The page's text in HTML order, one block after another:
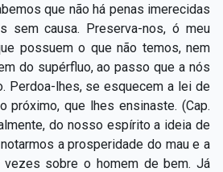
que não há penas imerecidas
sem causa. Preserva-nos, ó meu
possuem o que não temos, nem
do supérfluo, ao passo que a nós
Perdoa-lhes, se esquecem a lei de
próximo, que lhes ensinaste. (Cap.
do nosso espírito a ideia de
a prosperidade do mau e a
vezes sobre o homem de bem. Já